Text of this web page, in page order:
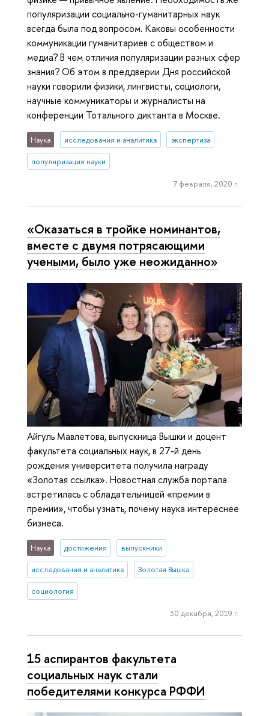
популяризации социально-гуманитарных наук
всегда была под вопросом. Каковы особенности
коммуникации гуманитариев с обществом и
медиа? В чем отличия популяризации разных сфер
знания? Об этом в преддверии Дня российской
науки говорили физики, лингвисты, социологи,
научные коммуникаторы и журналисты на
конференции Тотального диктанта в Москве.
Наука исследования и аналитика экспертиза
популяризация науки
7 февраля, 2020 г.
«Оказаться в тройке номинантов,
вместе с двумя потрясающими
учеными, было уже неожиданно»
Айгуль Мавлетова, выпускница Вышки и доцент
факультета социальных наук, в 27-й день
рождения университета получила награду
«Золотая ссылка». Новостная служба портала
встретилась с обладательницей «премии в
премии», чтобы узнать, почему наука интереснее
бизнеса.
Наука достижения выпускники
исследования и аналитика Золотая Вышка
социология
30 декабря, 2019 г.
15 аспирантов факультета
социальных наук стали
победителями конкурса РФФИ